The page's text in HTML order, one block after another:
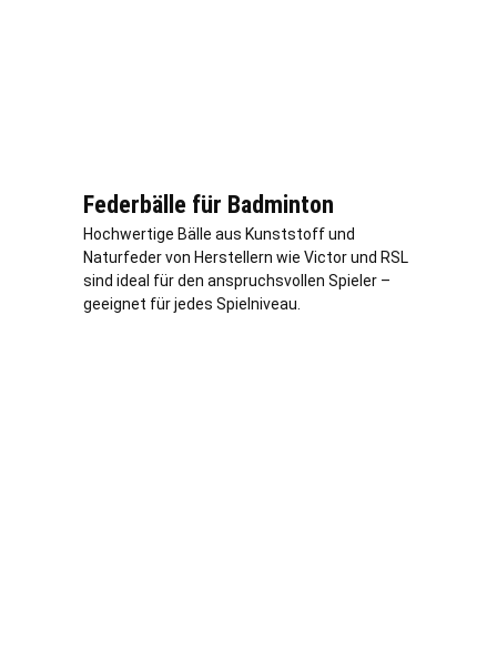
Federbälle für Badminton
Hochwertige Bälle aus Kunststoff und
Naturfeder von Herstellern wie Victor und RSL
sind ideal für den anspruchsvollen Spieler –
geeignet für jedes Spielniveau.